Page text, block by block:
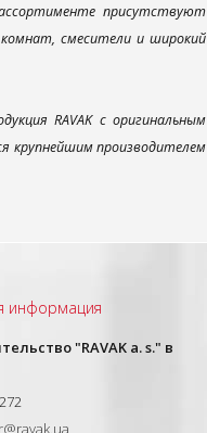
присутствуют
смесители и широкий
RAVAK с оригинальным
крупнейшим производителем
информация
"RAVAK a. s." в